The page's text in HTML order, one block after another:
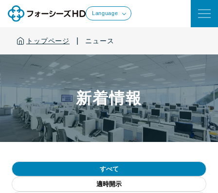
Language
トップページ ニュース
新着情報
すべて
適時開示